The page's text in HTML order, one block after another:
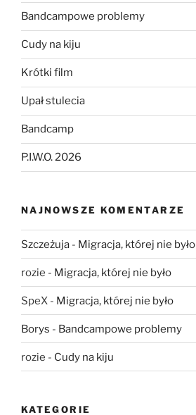
Bandcampowe problemy
Cudy na kiju
Krótki film
Upał stulecia
Bandcamp
P.I.W.O. 2026
NAJNOWSZE KOMENTARZE
Szczeżuja - Migracja, której nie było
rozie - Migracja, której nie było
SpeX - Migracja, której nie było
Borys - Bandcampowe problemy
rozie - Cudy na kiju
KATEGORIE